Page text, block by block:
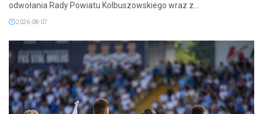
odwołania Rady Powiatu Kolbuszowskiego wraz z...
2026-08-07